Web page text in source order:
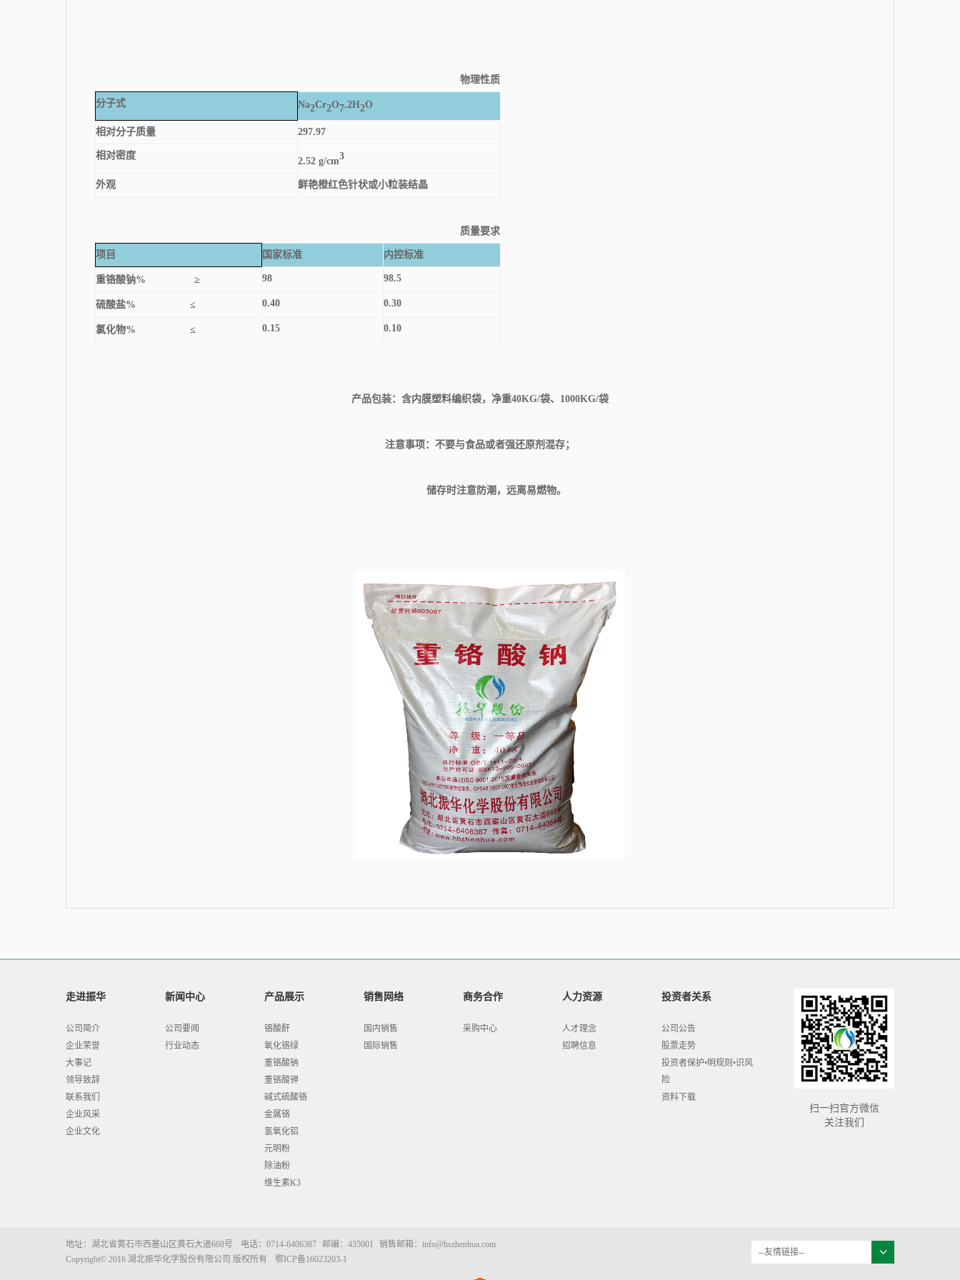
物理性质
分子式 Na2Cr2O7.2H2O
相对分子质量 297.97
相对密度
2.52 g/cm3
外观 鲜艳橙红色针状或小粒装结晶
质量要求
项目 国家标准 内控标准
重铬酸钠% ≥ 98 98.5
硫酸盐% ≤ 0.40 0.30
氯化物% ≤ 0.15 0.10
产品包装：含内膜塑料编织袋，净重40KG/袋、 1000KG/袋
注意事项：不要与食品或者强还原剂混存；
储存时注意防潮，远离易燃物。
走进振华
公司简介
企业荣誉
大事记
领导致辞
联系我们
企业风采
企业文化
新闻中心
公司要闻
行业动态
产品展示
铬酸酐
氧化铬绿
重铬酸钠
重铬酸钾
碱式硫酸铬
金属铬
氢氧化铝
元明粉
除油粉
维生素K3
销售网络
国内销售
国际销售
商务合作
采购中心
人力资源
人才理念
招聘信息
投资者关系
公司公告
股票走势
投资者保护•明规则•识风
险
资料下载
扫一扫官方微信
关注我们
地址：湖北省黄石市西塞山区黄石大道668号 电话：0714-6406387 邮编：435001
销售邮箱：info@hszhenhua.com
Copyright© 2016 湖北振华化学股份有限公司 版权所有
鄂ICP备16023203-1
--友情链接--